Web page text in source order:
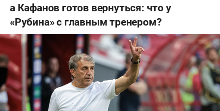
а Кафанов готов вернуться: что у
«Рубина» с главным тренером?